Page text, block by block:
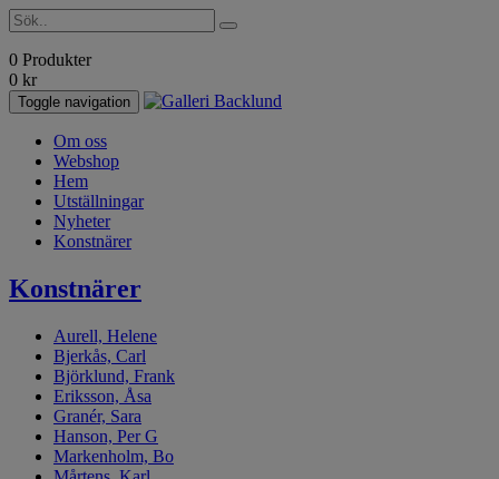
0 Produkter
0 kr
Toggle navigation
Om oss
Webshop
Hem
Utställningar
Nyheter
Konstnärer
Konstnärer
Aurell, Helene
Bjerkås, Carl
Björklund, Frank
Eriksson, Åsa
Granér, Sara
Hanson, Per G
Markenholm, Bo